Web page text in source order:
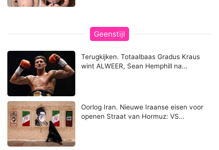
Geenstijl
Terugkijken. Totaalbaas Gradus Kraus
wint ALWEER, Sean Hemphill na…
Oorlog Iran. Nieuwe Iraanse eisen voor
openen Straat van Hormuz: VS…